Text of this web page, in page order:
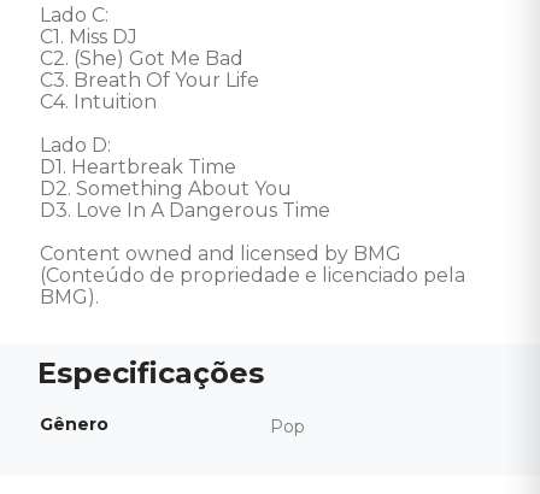
Lado C:
C1. Miss DJ
C2. (She) Got Me Bad
C3. Breath Of Your Life
C4. Intuition
Lado D:
D1. Heartbreak Time
D2. Something About You
D3. Love In A Dangerous Time
Content owned and licensed by BMG
(Conteúdo de propriedade e licenciado pela
BMG).
Gênero Pop